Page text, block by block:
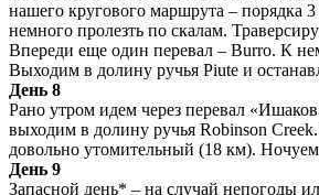
нашего кругового маршрута –
немного пролезть по скалам.
Впереди еще один перевал – Burro. К
Выходим в долину ручья Piute и
День 8
Рано утром идем через перевал
выходим в долину ручья Robinson
довольно утомительный (18 км).
День 9
Запасной день* – на случай непогоды